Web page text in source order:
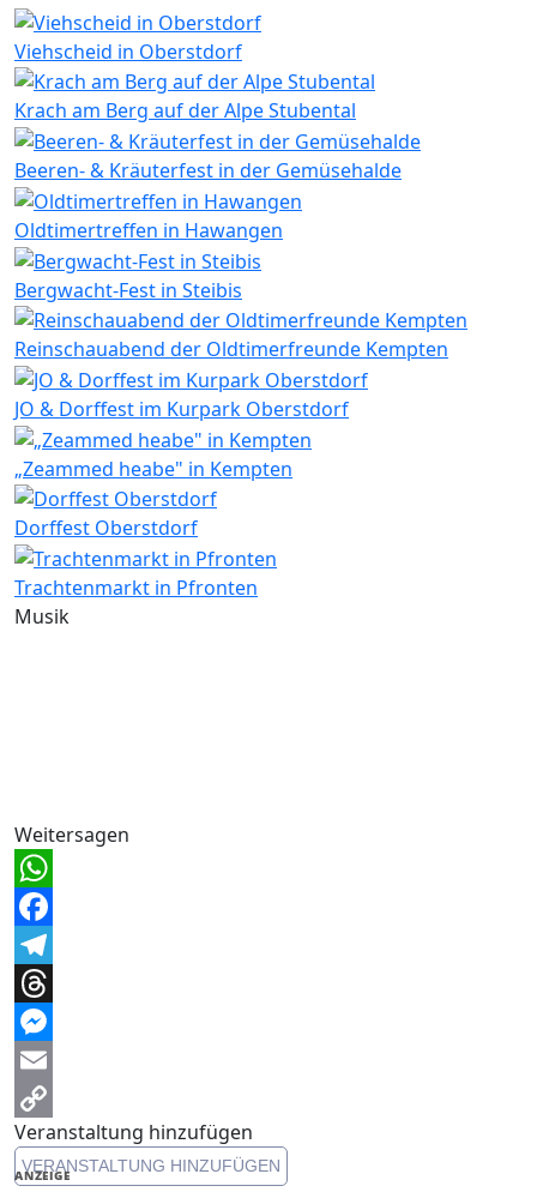
Viehscheid in Oberstdorf
Krach am Berg auf der Alpe Stubental
Beeren- & Kräuterfest in der Gemüsehalde
Oldtimertreffen in Hawangen
Bergwacht-Fest in Steibis
Reinschauabend der Oldtimerfreunde Kempten
JO & Dorffest im Kurpark Oberstdorf
„Zeammed heabe" in Kempten
Dorffest Oberstdorf
Trachtenmarkt in Pfronten
Musik
Weitersagen
WhatsApp
Facebook
Telegram
Threads
Messenger
Email
Copy
Link
Veranstaltung hinzufügen
VERANSTALTUNG HINZUFÜGEN
ANZEIGE